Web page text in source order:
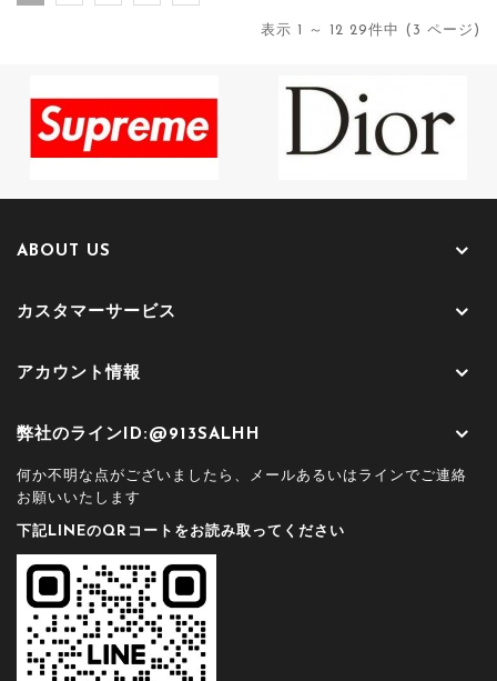
表示 1 ～ 12 29件中 (3 ページ)
ABOUT US
カスタマーサービス
アカウント情報
弊社のラインID:@913SALHH
何か不明な点がございましたら、メールあるいはラインでご連絡
お願いいたします
下記LINEのQRコートをお読み取ってください